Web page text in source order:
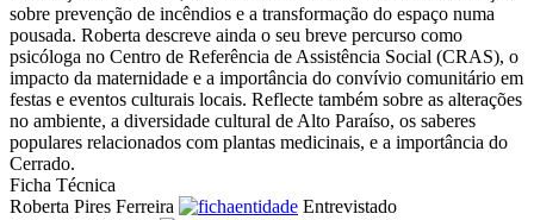
sobre prevenção de incêndios e a transformação do espaço numa
pousada. Roberta descreve ainda o seu breve percurso como
psicóloga no Centro de Referência de Assistência Social (CRAS), o
impacto da maternidade e a importância do convívio comunitário em
festas e eventos culturais locais. Reflecte também sobre as alterações
no ambiente, a diversidade cultural de Alto Paraíso, os saberes
populares relacionados com plantas medicinais, e a importância do
Cerrado.
Ficha Técnica
Roberta Pires Ferreira
Entrevistado